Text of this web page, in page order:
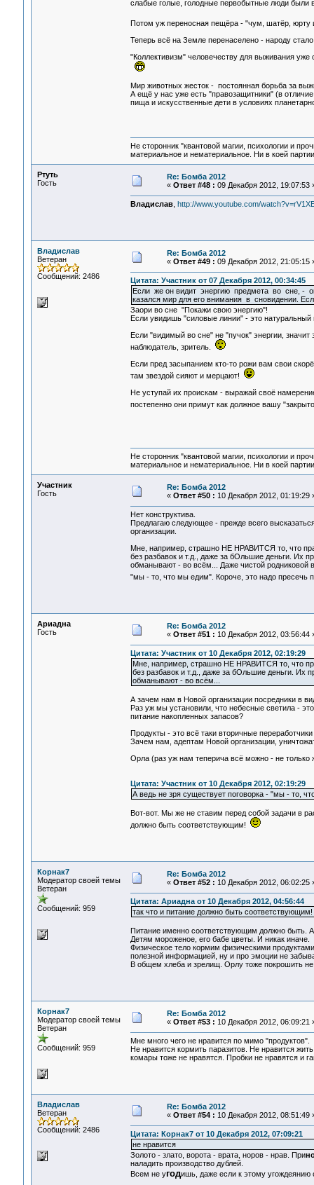
слабые голые, голодные первобытные люди были
Потом уж переносная пещёра - "чум, шатёр,
Теперь всё на Земле перенаселено - народу
"Коллективизм" человечеству для выживания
Мир животных жесток - постоянная борьба за
А ещё у нас уже есть "правозащитники" (в
пища и искусственные дети в условиях
Не сторонник "квантовой магии, психологии и
материальное и нематериальное. Ни в коей
Ртуть
Гость
Re: Бомба 2012
« Ответ #48 : 09 Декабря 2012, 19:07:53
Владислав, http://www.youtube.com/
Владислав
Ветеран
Сообщений: 2486
Re: Бомба 2012
« Ответ #49 : 09 Декабря 2012, 21:05:15
Цитата: Участник от 07 Декабря 2012, 00:34:45
Если же он видит энергию предмета во сне, -
казался мир для его внимания в сновидении.
Заори во сне "Покажи свою энергию"!
Если увидишь "силовые линии" - это
Если "видимый во сне" не "пучок" энергии,
наблюдатель, зритель.
Если пред засыпанием кто-то рожи вам свои
там звездой сияют и мерцают!
Не уступай их проискам - выражай своё
постепенно они примут как должное вашу
Не сторонник "квантовой магии, психологии и
материальное и нематериальное. Ни в коей
Участник
Гость
Re: Бомба 2012
« Ответ #50 : 10 Декабря 2012, 01:19:29
Нет конструктива.
Предлагаю следующее - прежде всего
организации.
Мне, например, страшно НЕ НРАВИТСЯ то, что
без разбавок и т.д., даже за бОльшие деньги. Их
обманывают - во всём... Даже чистой родниковой
"мы - то, что мы едим". Короче, это надо пресечь
Ариадна
Гость
Re: Бомба 2012
« Ответ #51 : 10 Декабря 2012, 03:56:44
Цитата: Участник от 10 Декабря 2012, 02:19:29
Мне, например, страшно НЕ НРАВИТСЯ то, что
без разбавок и т.д., даже за бОльшие деньги. Их
обманывают - во всём...
А зачем нам в Новой организации посредники в
Раз уж мы установили, что небесные светила -
питание накопленных запасов?
Продукты - это всё таки вторичные
Зачем нам, адептам Новой организации,
Орла (раз уж нам теперича всё можно - не
Цитата: Участник от 10 Декабря 2012, 02:19:29
А ведь не зря существует поговорка - "мы - то,
Вот-вот. Мы же не ставим перед собой задачи в
должно быть соответствующим!
Корнак7
Модератор своей темы
Ветеран
Сообщений: 959
Re: Бомба 2012
« Ответ #52 : 10 Декабря 2012, 06:02:25
Цитата: Ариадна от 10 Декабря 2012, 04:56:44
так что и питание должно быть соответствующим!
Питание именно соответствующим должно быть.
Детям мороженое, его бабе цветы. И никак иначе.
Физическое тело кормим физическими
полезной информацией, ну и про эмоции не
В общем хлеба и зрелищ. Орлу тоже покрошить
Корнак7
Модератор своей темы
Ветеран
Сообщений: 959
Re: Бомба 2012
« Ответ #53 : 10 Декабря 2012, 06:09:21
Мне много чего не нравится по мимо "продуктов".
Не нравится кормить паразитов. Не нравится
комары тоже не нравятся. Пробки не нравятся и
Владислав
Ветеран
Сообщений: 2486
Re: Бомба 2012
« Ответ #54 : 10 Декабря 2012, 08:51:49
Цитата: Корнак7 от 10 Декабря 2012, 07:09:21
не нравится
Золото - злато, ворота - врата, норов - нрав. При
наладить производство дублей.
Всем не угодишь, даже если к этому